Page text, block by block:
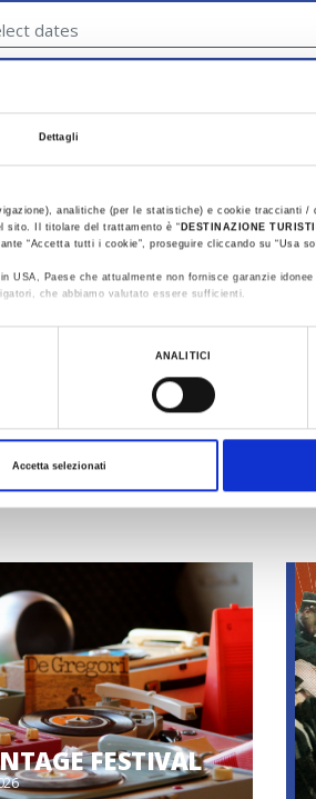
Dettagli
analitiche (per le statistiche) e cookie traccianti /
sito. Il titolare del trattamento è “ DESTINAZIONE
“Accetta tutti i cookie”, proseguire cliccando su “Usa
Paese che attualmente non fornisce garanzie
che abbiamo valutato essere sufficienti.
trattamento dati clicca qui:Cookie Policy
ANALITICI
Accetta selezionati
DI MOSAICO -
2026
Office
FESTIVAL